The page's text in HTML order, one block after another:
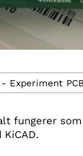
- Experiment
fungerer